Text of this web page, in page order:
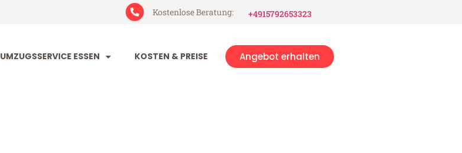
Kostenlose Beratung: +4915792653323
UMZUGSSERVICE ESSEN KOSTEN & PREISE Angebot erhalten